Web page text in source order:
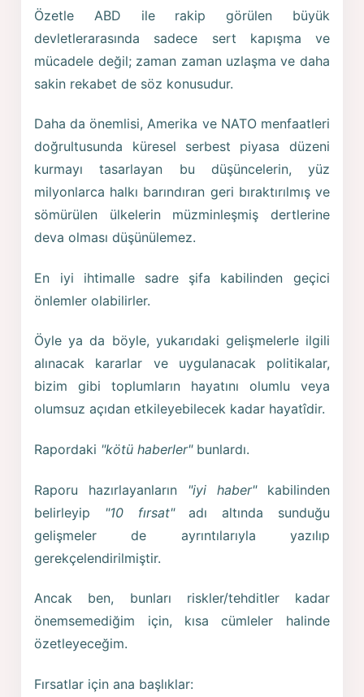
Özetle ABD ile rakip görülen büyük
devletlerarasında sadece sert kapışma ve
mücadele değil; zaman zaman uzlaşma ve daha
sakin rekabet de söz konusudur.
Daha da önemlisi, Amerika ve NATO menfaatleri
doğrultusunda küresel serbest piyasa düzeni
kurmayı tasarlayan bu düşüncelerin, yüz
milyonlarca halkı barındıran geri bıraktırılmış ve
sömürülen ülkelerin müzminleşmiş dertlerine
deva olması düşünülemez.
En iyi ihtimalle sadre şifa kabilinden geçici
önlemler olabilirler.
Öyle ya da böyle, yukarıdaki gelişmelerle ilgili
alınacak kararlar ve uygulanacak politikalar,
bizim gibi toplumların hayatını olumlu veya
olumsuz açıdan etkileyebilecek kadar hayatîdir.
Rapordaki "kötü haberler"bunlardı.
Raporu hazırlayanların "iyi haber" kabilinden
belirleyip "10 fırsat"adı altında sunduğu
gelişmeler de ayrıntılarıyla yazılıp
gerekçelendirilmiştir.
Ancak ben, bunları riskler/tehditler kadar
önemsemediğim için, kısa cümleler halinde
özetleyeceğim.
Fırsatlar için ana başlıklar: